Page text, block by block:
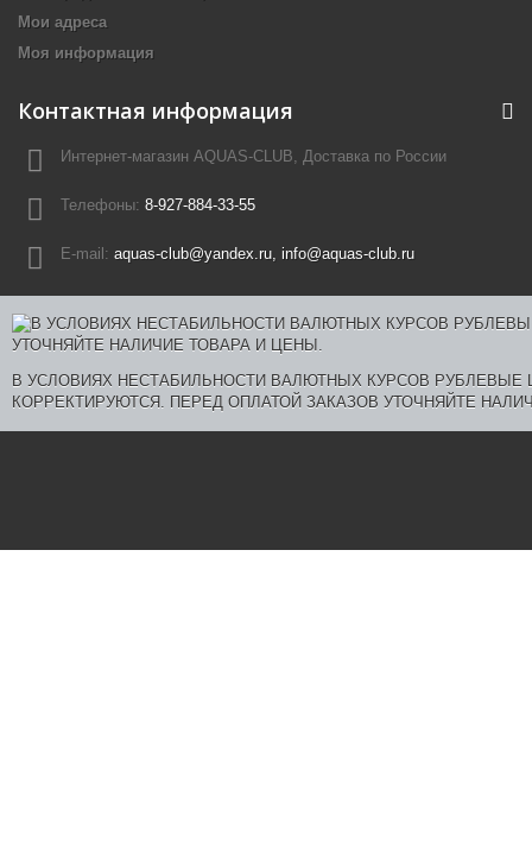
Мои адреса
Моя информация
Контактная информация
Интернет-магазин AQUAS-CLUB, Доставка по России
Телефоны: 8-927-884-33-55
E-mail: aquas-club@yandex.ru, info@aquas-club.ru
В УСЛОВИЯХ НЕСТАБИЛЬНОСТИ ВАЛЮТНЫХ КУРСОВ
КОРРЕКТИРУЮТСЯ. ПЕРЕД ОПЛАТОЙ ЗАКАЗОВ УТОЧНЯЙТЕ